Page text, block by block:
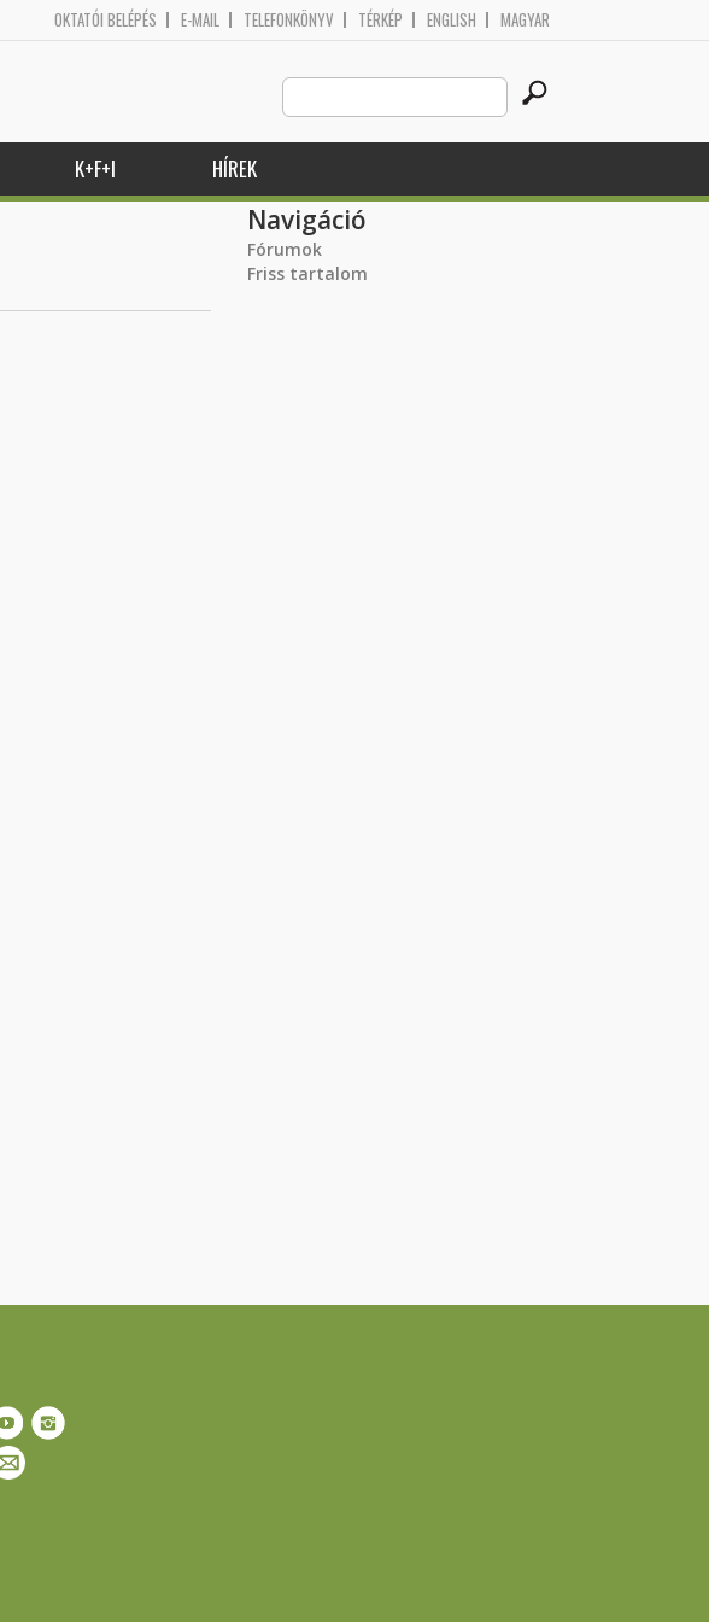
OKTATÓI BELÉPÉS E-MAIL TELEFONKÖNYV TÉRKÉP ENGLISH MAGYAR
Search
this
site
K+F+I HÍREK
Navigáció
Fórumok
Friss tartalom